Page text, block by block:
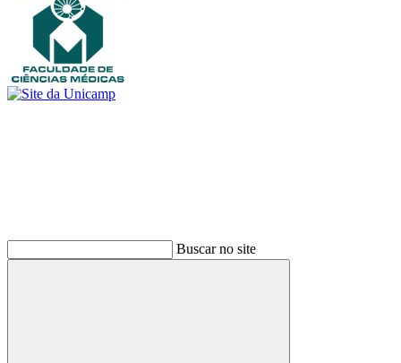
Buscar no site